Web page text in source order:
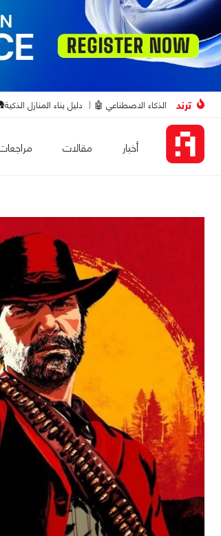
ترند الذكاء الاصطناعي 🤖 دليل بناء المنازل الذكية🛖
أخبار مقالات